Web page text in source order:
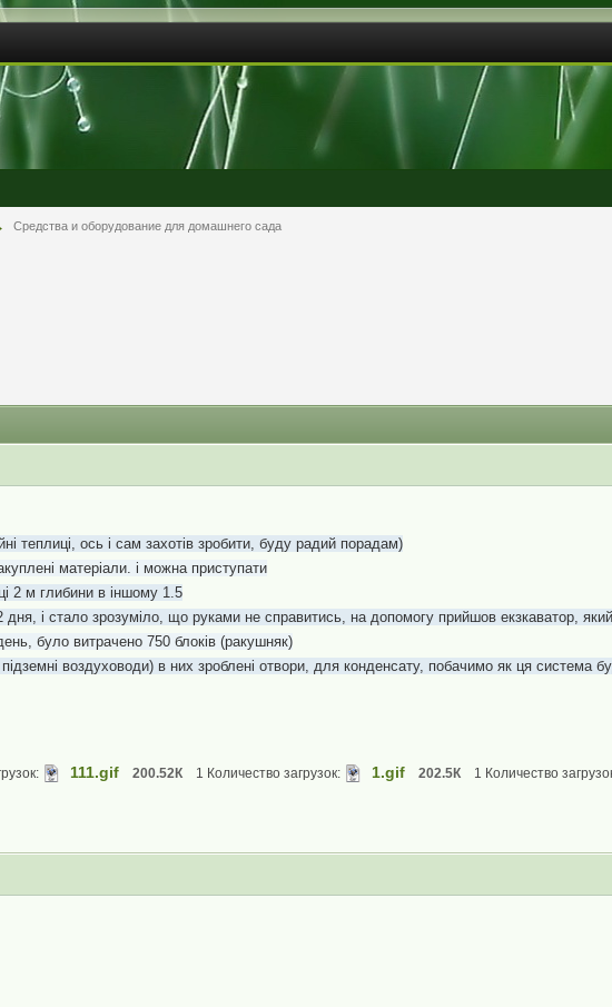
Средства и оборудование для домашнего сада
теплиці, ось і сам захотів зробити, буду радий порадам)
матеріали. і можна приступати
2 м глибини в іншому 1.5
і стало зрозуміло, що руками не справитись, на допомогу прийшов екзкаватор,
було витрачено 750 блоків (ракушняк)
воздуховоди) в них зроблені отвори, для конденсату, побачимо як ця система
111.gif 200.52К 1 Количество загрузок: 1.gif 202.5К 1 Количество